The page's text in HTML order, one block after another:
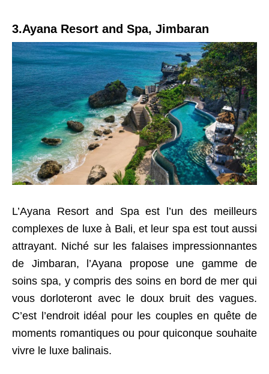
3.Ayana Resort and Spa, Jimbaran
L’Ayana Resort and Spa est l’un des meilleurs
complexes de luxe à Bali, et leur spa est tout aussi
attrayant. Niché sur les falaises impressionnantes
de Jimbaran, l’Ayana propose une gamme de
soins spa, y compris des soins en bord de mer qui
vous dorloteront avec le doux bruit des vagues.
C’est l’endroit idéal pour les couples en quête de
moments romantiques ou pour quiconque souhaite
vivre le luxe balinais.